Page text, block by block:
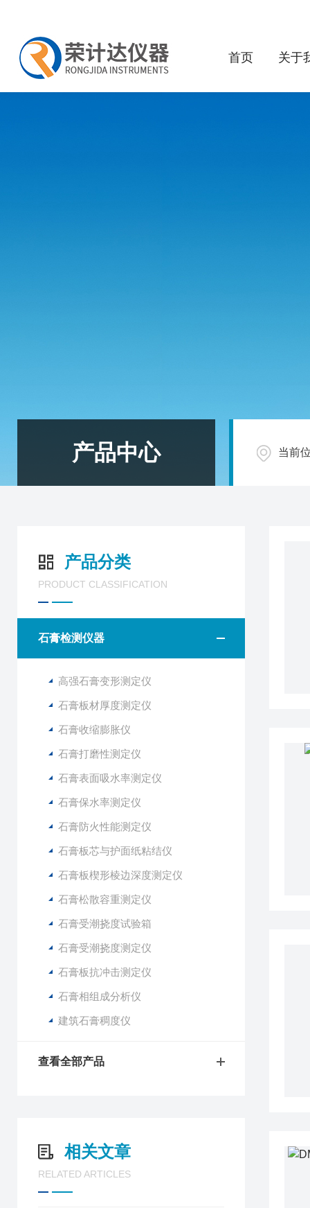
首页 关于
产品中心 当前
产品分类
PRODUCT CLASSIFICATION
石膏检测仪器
高强石膏变形测定仪
石膏板材厚度测定仪
石膏收缩膨胀仪
石膏打磨性测定仪
石膏表面吸水率测定仪
石膏保水率测定仪
石膏防火性能测定仪
石膏板芯与护面纸粘结仪
石膏板楔形棱边深度测定仪
石膏松散容重测定仪
石膏受潮挠度试验箱
石膏受潮挠度测定仪
石膏板抗冲击测定仪
石膏相组成分析仪
建筑石膏稠度仪
查看全部产品
相关文章
RELATED ARTICLES